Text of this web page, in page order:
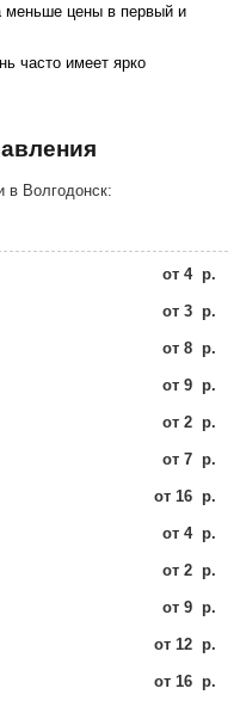
меньше цены в первый и
часто имеет ярко
в Волгодонск:
от 4 р.
от 3 р.
от 8 р.
от 9 р.
от 2 р.
от 7 р.
от 16 р.
от 4 р.
от 2 р.
от 9 р.
от 12 р.
от 16 р.